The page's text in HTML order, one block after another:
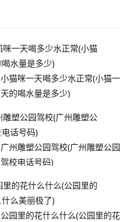
小猫咪一天喝多少水正常(小猫一
天的喝水量是多少)
广州雕塑公园驾校(广州雕塑公园
驾校电话号码)
公园里的花什么什么(公园里的花